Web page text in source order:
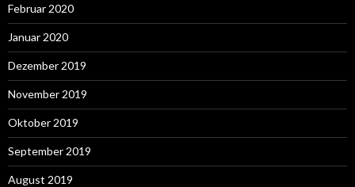
Februar 2020
Januar 2020
Dezember 2019
November 2019
Oktober 2019
September 2019
August 2019